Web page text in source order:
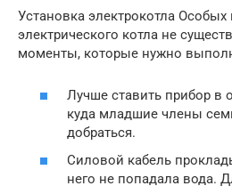
Установка электрокотла
электрического котла не
моменты, которые нужно
Лучше ставить прибор в
куда младшие члены
добраться.
Силовой кабель
него не попадала вода.